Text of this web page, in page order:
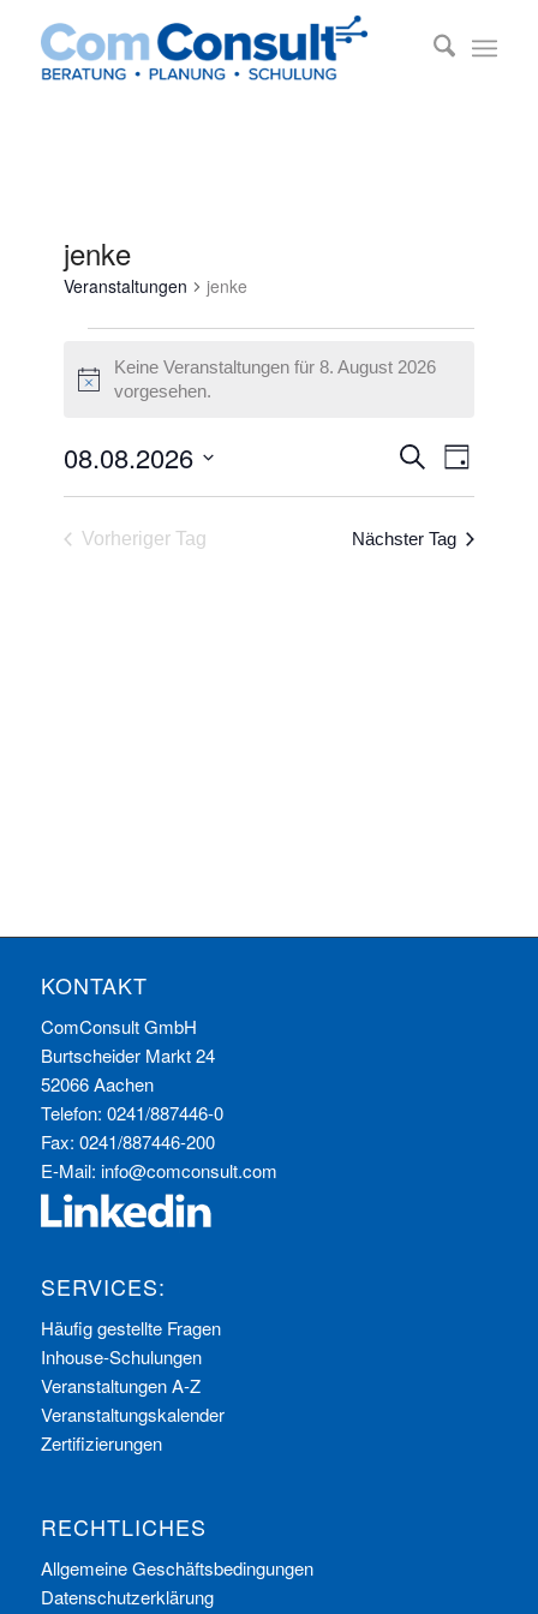
jenke
Veranstaltungen jenke
für
August
2026
Hinweis
Keine Veranstaltungen für 8. August 2026
vorgesehen.
Suche
und
SucheTag
08.08.2026
Datum
Vorheriger Tag Nächster Tag
KONTAKT
ComConsult GmbH
Burtscheider Markt 24
52066 Aachen
Telefon: 0241/887446-0
Fax: 0241/887446-200
E-Mail: info@comconsult.com
SERVICES:
Häufig gestellte Fragen
Inhouse-Schulungen
Veranstaltungen A-Z
Veranstaltungskalender
Zertifizierungen
RECHTLICHES
Allgemeine Geschäftsbedingungen
Datenschutzerklärung